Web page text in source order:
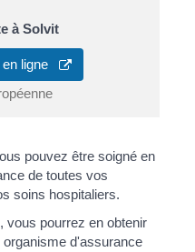
à Solvit
en ligne
pouvez être soigné en
de toutes vos
soins hospitaliers.
vous pourrez en obtenir
d'assurance